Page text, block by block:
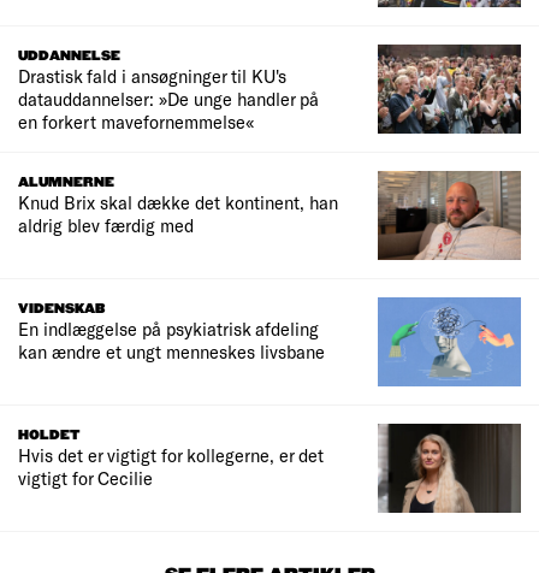
UDDANNELSE
Drastisk fald i ansøgninger til KU's
datauddannelser: »De unge handler på
en forkert mavefornemmelse«
ALUMNERNE
Knud Brix skal dække det kontinent, han
aldrig blev færdig med
VIDENSKAB
En indlæggelse på psykiatrisk afdeling
kan ændre et ungt menneskes livsbane
HOLDET
Hvis det er vigtigt for kollegerne, er det
vigtigt for Cecilie